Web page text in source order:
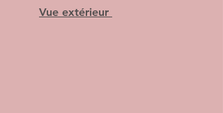
Vue extérieur